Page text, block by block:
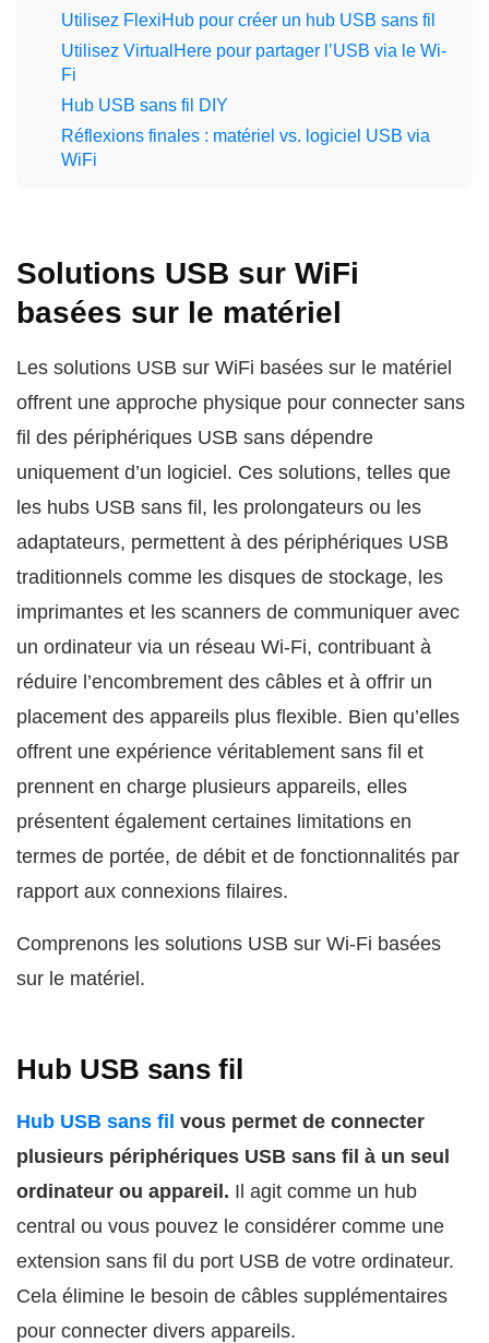
Utilisez FlexiHub pour créer un hub USB sans fil
Utilisez VirtualHere pour partager l’USB via le Wi-
Fi
Hub USB sans fil DIY
Réflexions finales : matériel vs. logiciel USB via
WiFi
Solutions USB sur WiFi
basées sur le matériel
Les solutions USB sur WiFi basées sur le matériel
offrent une approche physique pour connecter sans
fil des périphériques USB sans dépendre
uniquement d’un logiciel. Ces solutions, telles que
les hubs USB sans fil, les prolongateurs ou les
adaptateurs, permettent à des périphériques USB
traditionnels comme les disques de stockage, les
imprimantes et les scanners de communiquer avec
un ordinateur via un réseau Wi-Fi, contribuant à
réduire l’encombrement des câbles et à offrir un
placement des appareils plus flexible. Bien qu’elles
offrent une expérience véritablement sans fil et
prennent en charge plusieurs appareils, elles
présentent également certaines limitations en
termes de portée, de débit et de fonctionnalités par
rapport aux connexions filaires.
Comprenons les solutions USB sur Wi-Fi basées
sur le matériel.
Hub USB sans fil
Hub USB sans fil vous permet de connecter
plusieurs périphériques USB sans fil à un seul
ordinateur ou appareil. Il agit comme un hub
central ou vous pouvez le considérer comme une
extension sans fil du port USB de votre ordinateur.
Cela élimine le besoin de câbles supplémentaires
pour connecter divers appareils.